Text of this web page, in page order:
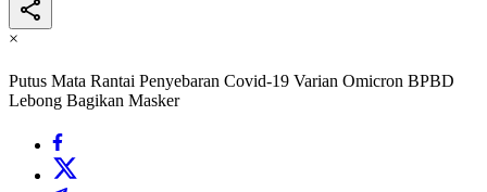
×
Putus Mata Rantai Penyebaran Covid-19 Varian Omicron BPBD
Lebong Bagikan Masker